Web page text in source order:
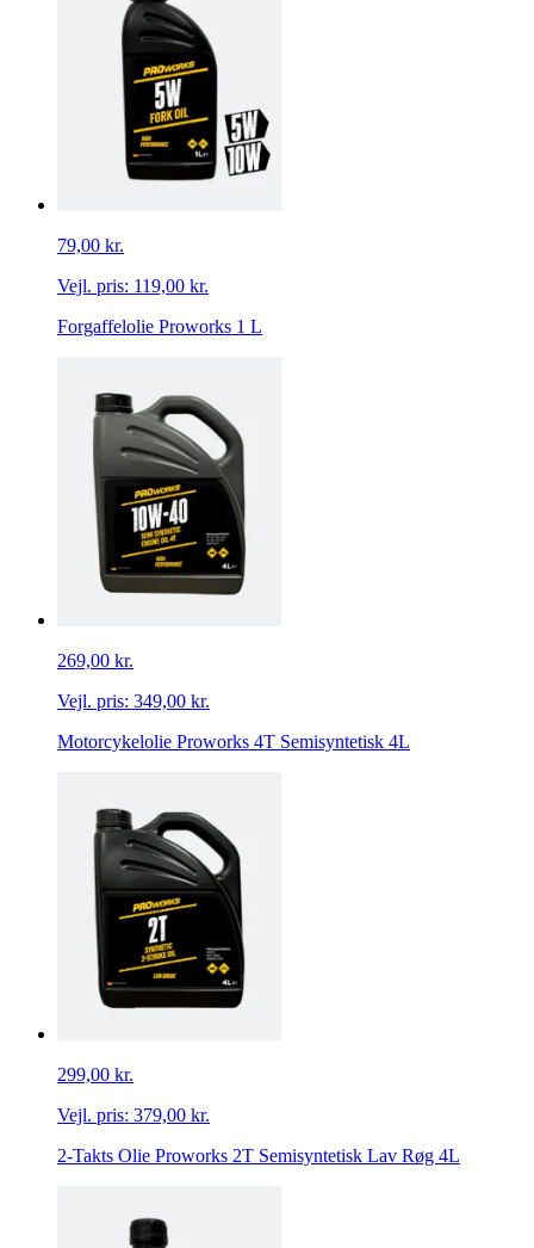
79,00 kr.
Vejl. pris: 119,00 kr.
Forgaffelolie Proworks 1 L
269,00 kr.
Vejl. pris: 349,00 kr.
Motorcykelolie Proworks 4T Semisyntetisk 4L
299,00 kr.
Vejl. pris: 379,00 kr.
2-Takts Olie Proworks 2T Semisyntetisk Lav Røg 4L